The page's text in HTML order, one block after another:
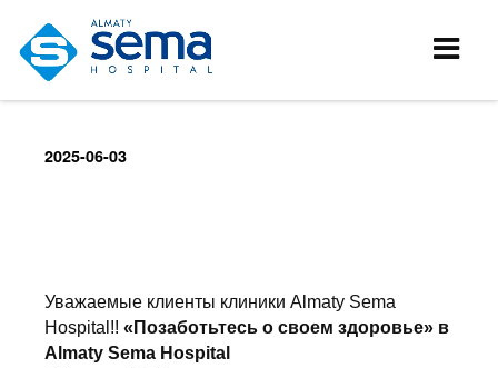
2025-06-03
Уважаемые клиенты клиники Almaty Sema
Hospital!! «Позаботьтесь о своем здоровье» в
Almaty Sema Hospital